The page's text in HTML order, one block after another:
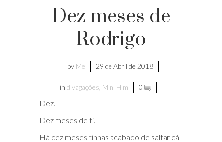
Dez meses de
Rodrigo
by Me 29 de Abril de 2018
in divagações Mini Him 0
Dez.
Dez meses de ti.
Há dez meses tinhas acabado de saltar cá